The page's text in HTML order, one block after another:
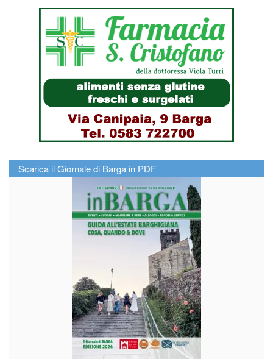
Scarica il Giornale di Barga in PDF